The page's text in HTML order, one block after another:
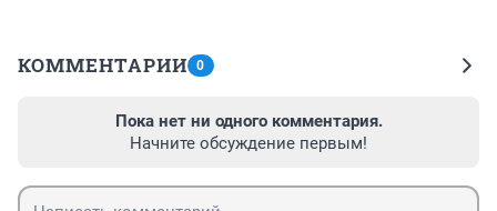
КОММЕНТАРИИ 0
Пока нет ни одного комментария.
Начните обсуждение первым!